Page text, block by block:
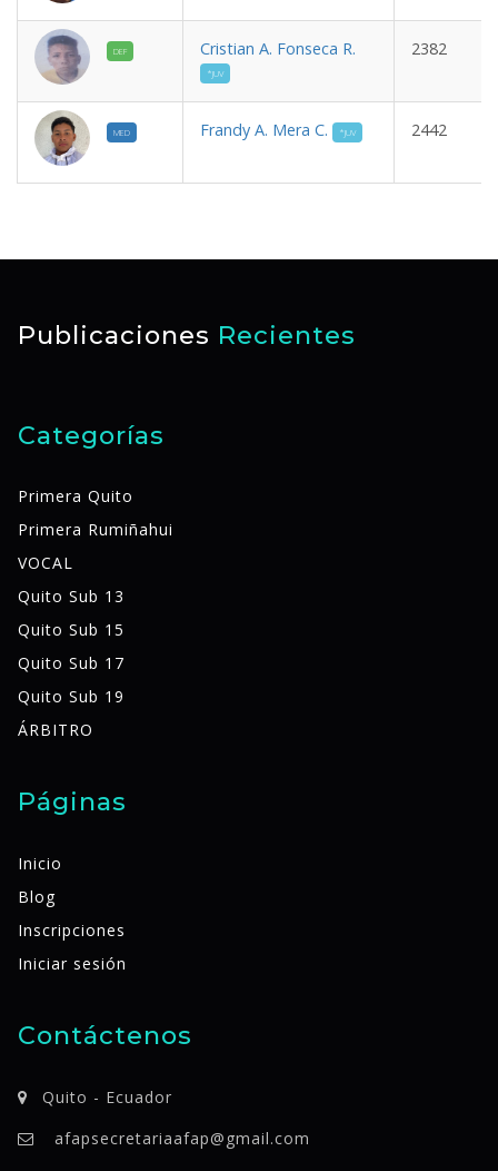
DEF Cristian A. Fonseca R.
*JUV
2382
MED Frandy A. Mera C. *JUV 2442
Publicaciones Recientes
Categorías
Primera Quito
Primera Rumiñahui
VOCAL
Quito Sub 13
Quito Sub 15
Quito Sub 17
Quito Sub 19
ÁRBITRO
Páginas
Inicio
Blog
Inscripciones
Iniciar sesión
Contáctenos
Quito - Ecuador
afapsecretariaafap@gmail.com